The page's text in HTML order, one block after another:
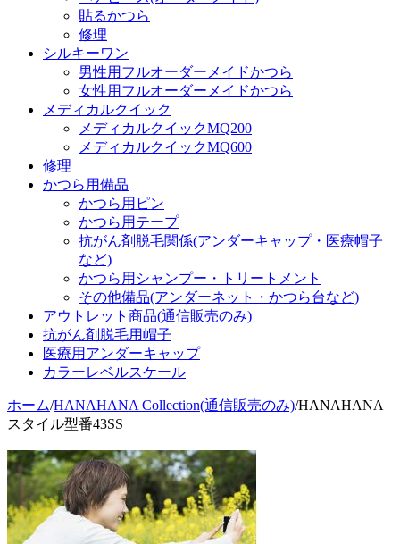
貼るかつら
修理
シルキーワン
男性用フルオーダーメイドかつら
女性用フルオーダーメイドかつら
メディカルクイック
メディカルクイックMQ200
メディカルクイックMQ600
修理
かつら用備品
かつら用ピン
かつら用テープ
抗がん剤脱毛関係(アンダーキャップ・医療帽子
など)
かつら用シャンプー・トリートメント
その他備品(アンダーネット・かつら台など)
アウトレット商品(通信販売のみ)
抗がん剤脱毛用帽子
医療用アンダーキャップ
カラーレベルスケール
ホーム/HANAHANA Collection(通信販売のみ)/HANAHANA
スタイル型番43SS